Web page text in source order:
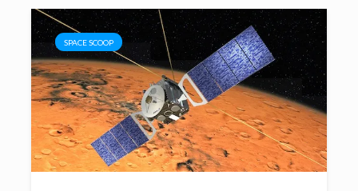
SPACE SCOOP